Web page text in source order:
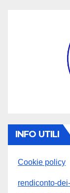
INFO UTILI
Cookie policy
rendiconto-